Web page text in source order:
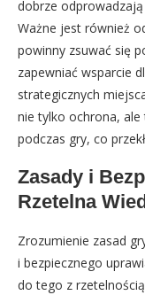
dobrze
Ważne jest również
powinny zsuwać się
zapewniać wsparcie
strategicznych
nie tylko ochrona,
podczas gry, co
Zasady i
Rzetelna
Zrozumienie zasad
i bezpiecznego
do tego z